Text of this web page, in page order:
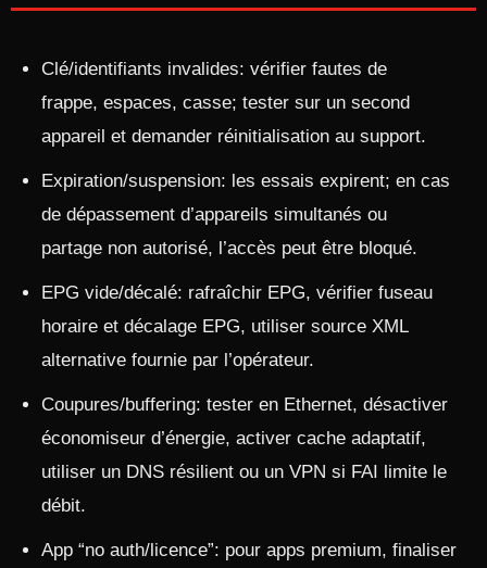
Clé/identifiants invalides: vérifier fautes de
frappe, espaces, casse; tester sur un second
appareil et demander réinitialisation au support.
Expiration/suspension: les essais expirent; en cas
de dépassement d’appareils simultanés ou
partage non autorisé, l’accès peut être bloqué.
EPG vide/décalé: rafraîchir EPG, vérifier fuseau
horaire et décalage EPG, utiliser source XML
alternative fournie par l’opérateur.
Coupures/buffering: tester en Ethernet, désactiver
économiseur d’énergie, activer cache adaptatif,
utiliser un DNS résilient ou un VPN si FAI limite le
débit.
App “no auth/licence”: pour apps premium, finaliser